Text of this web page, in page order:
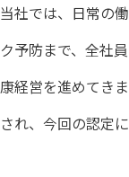
当社では、日常の
ク予防まで、全社
康経営を進めてき
され、今回の認定